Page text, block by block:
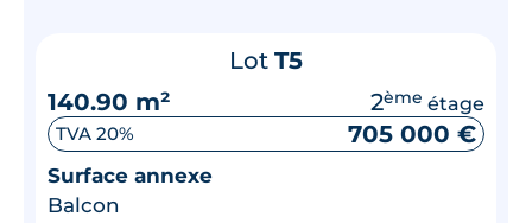
Lot T5
140.90 m²
2ème étage
TVA 20% 705 000 €
Surface annexe
Balcon